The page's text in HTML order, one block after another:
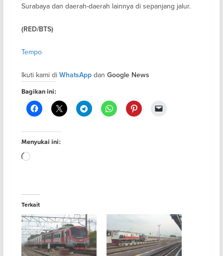
Surabaya dan daerah-daerah lainnya di sepanjang jalur.
(RED/BTS)
Tempo
Ikuti kami di WhatsAppdan Google News
Bagikan ini:
Menyukai ini:
Memuat...
Terkait